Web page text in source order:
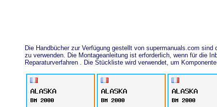
Die Handbücher zur Verfügung gestellt von supermanuals.com
zu verwenden. Die Montageanleitung ist erforderlich, wenn für die
Reparaturverfahren . Die Stückliste wird verwendet, um